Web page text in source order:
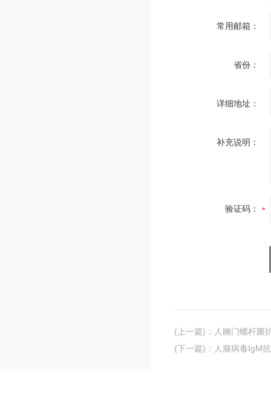
常用邮箱：
省份：
详细地址：
补充说明：
验证码：
(上一篇) ： 人幽门螺杆菌
(下一篇) ： 人腺病毒IgM